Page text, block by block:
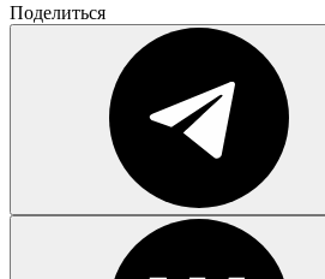
Поделиться